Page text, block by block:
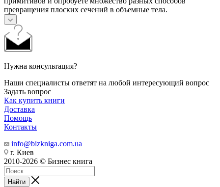
превращения плоских сечений в объемные тела.
Нужна консультация?
Наши специалисты ответят на любой интересующий вопрос
Задать вопрос
Как купить книги
Доставка
Помощь
Контакты
info@bizkniga.com.ua
г. Киев
2010-2026 © Бизнес книга
Найти